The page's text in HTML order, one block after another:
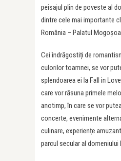
peisajul plin de poveste al
dintre cele mai importante
România – Palatul
Cei îndrăgostiți de
culorilor toamnei, se vor
splendoarea ei la Fall in
care vor răsuna primele
anotimp, în care se vor
concerte, evenimente
culinare, experiențe
parcul secular al